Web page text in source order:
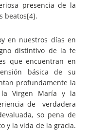
presencia de la
beatos[4].
en nuestros días en
distintivo de la fe
que encuentran en
básica de su
profundamente la
Virgen María y la
de verdadera
so pena de
y la vida de la gracia.